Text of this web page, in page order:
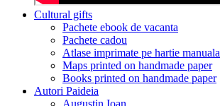
Cultural gifts
Pachete ebook de vacanta
Pachete cadou
Atlase imprimate pe hartie manuala
Maps printed on handmade paper
Books printed on handmade paper
Autori Paideia
Augustin Ioan